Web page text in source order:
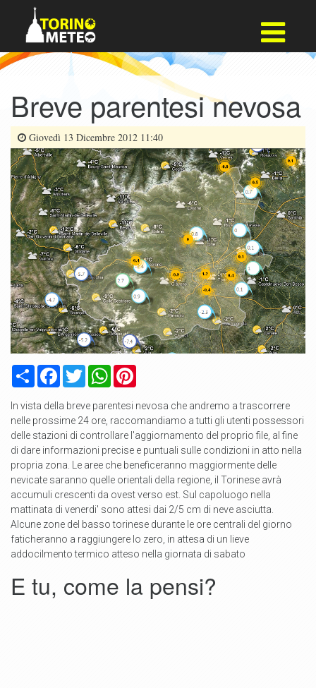
Breve parentesi nevosa
Giovedì 13 Dicembre 2012 11:40
CondividiFacebook
TwitterWhatsApp
In vista della breve parentesi nevosa che andremo a trascorrere
nelle prossime 24 ore, raccomandiamo a tutti gli utenti possessori
delle stazioni di controllare l'aggiornamento del proprio file, al fine
di dare informazioni precise e puntuali sulle condizioni in atto nella
propria zona. Le aree che beneficeranno maggiormente delle
nevicate saranno quelle orientali della regione, il Torinese avrà
accumuli crescenti da ovest verso est. Sul capoluogo nella
mattinata di venerdi' sono attesi dai 2/5 cm di neve asciutta.
Alcune zone del basso torinese durante le ore centrali del giorno
faticheranno a raggiungere lo zero, in attesa di un lieve
addocilmento termico atteso nella giornata di sabato
E tu, come la pensi?